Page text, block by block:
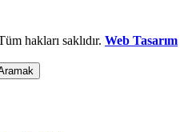
hakları saklıdır. Web Tasarım